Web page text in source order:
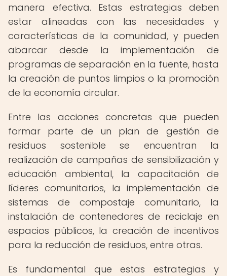
manera efectiva. Estas estrategias deben
estar alineadas con las necesidades y
características de la comunidad, y pueden
abarcar desde la implementación de
programas de separación en la fuente, hasta
la creación de puntos limpios o la promoción
de la economía circular.
Entre las acciones concretas que pueden
formar parte de un plan de gestión de
residuos sostenible se encuentran la
realización de campañas de sensibilización y
educación ambiental, la capacitación de
líderes comunitarios, la implementación de
sistemas de compostaje comunitario, la
instalación de contenedores de reciclaje en
espacios públicos, la creación de incentivos
para la reducción de residuos, entre otras.
Es fundamental que estas estrategias y